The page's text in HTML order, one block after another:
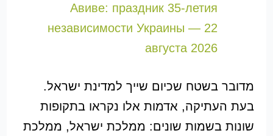
Авиве: праздник 35-летия
независимости Украины — 22
августа 2026
מדובר בשטח שכיום שייך למדינת ישראל.
בעת העתיקה, אדמות אלו נקראו בתקופות
שונות בשמות שונים: ממלכת ישראל, ממלכת